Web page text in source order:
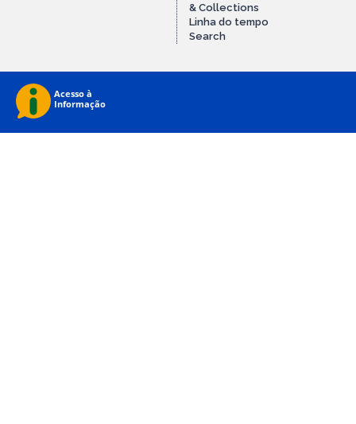
& Collections
Linha do tempo
Search